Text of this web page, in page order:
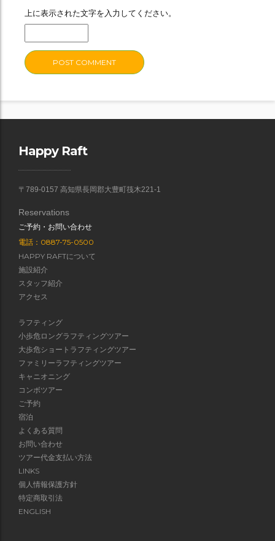
上に表示された文字を入力してください。
Happy Raft
〒789-0157 高知県長岡郡大豊町筏木221-1
Reservations
ご予約・お問い合わせ
電話：0887-75-0500
HAPPY RAFTについて
施設紹介
スタッフ紹介
アクセス
ラフティング
小歩危ロングラフティングツアー
大歩危ショートラフティングツアー
ファミリーラフティングツアー
キャニオニング
コンボツアー
ご予約
宿泊
よくある質問
お問い合わせ
ツアー代金支払い方法
LINKS
個人情報保護方針
特定商取引法
ENGLISH